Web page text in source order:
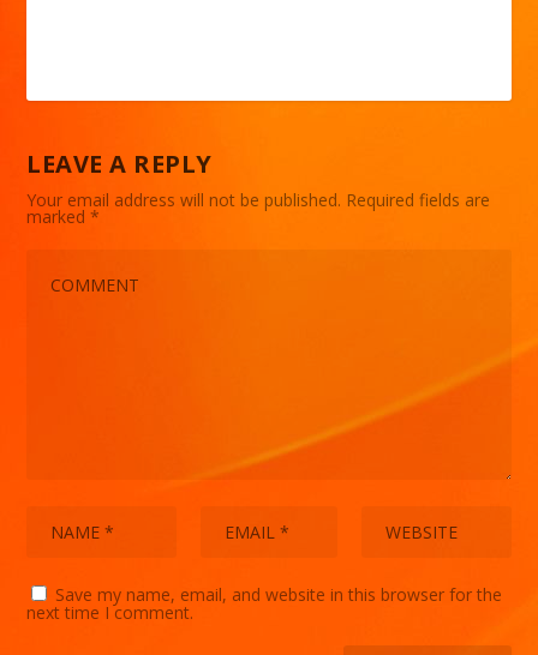
LEAVE A REPLY
Your email address will not be published. Required fields are
marked*
Save my name, email, and website in this browser for the
next time I comment.